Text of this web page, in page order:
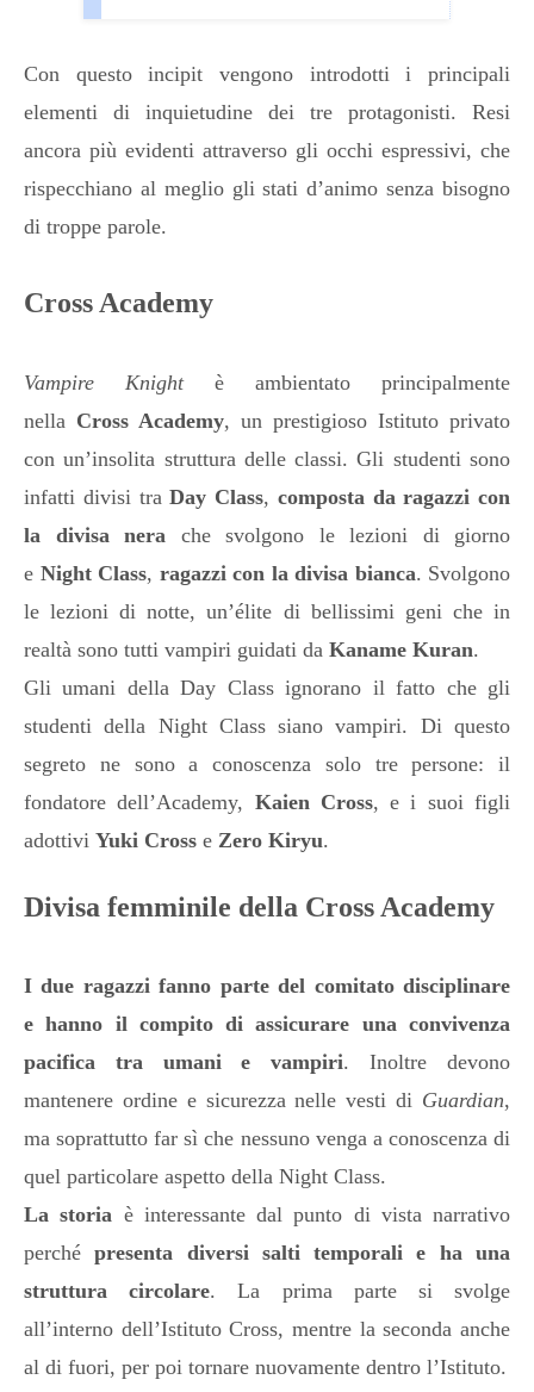
Con questo incipit vengono introdotti i principali
elementi di inquietudine dei tre protagonisti. Resi
ancora più evidenti attraverso gli occhi espressivi, che
rispecchiano al meglio gli stati d’animo senza bisogno
di troppe parole.
Cross Academy
Vampire Knightè ambientato principalmente
nella Cross Academy, un prestigioso Istituto privato
con un’insolita struttura delle classi. Gli studenti sono
infatti divisi traDay Class, composta da ragazzi con
la divisa nera che svolgono le lezioni di giorno
e Night Class, ragazzi con la divisa bianca. Svolgono
le lezioni di notte, un’élite di bellissimi geni che in
realtà sono tutti vampiri guidati da Kaname Kuran.
Gli umani della Day Class ignorano il fatto che gli
studenti della Night Class siano vampiri. Di questo
segreto ne sono a conoscenza solo tre persone: il
fondatore dell’Academy, Kaien Cross, e i suoi figli
adottivi Yuki Cross e Zero Kiryu.
Divisa femminile della Cross Academy
I due ragazzi fanno parte del comitato disciplinare
e hanno il compito di assicurare una convivenza
pacifica tra umani e vampiri. Inoltre devono
mantenere ordine e sicurezza nelle vesti di Guardian,
ma soprattutto far sì che nessuno venga a conoscenza di
quel particolare aspetto della Night Class.
La storia è interessante dal punto di vista narrativo
perché presenta diversi salti temporali e ha una
struttura circolare. La prima parte si svolge
all’interno dell’Istituto Cross, mentre la seconda anche
al di fuori, per poi tornare nuovamente dentro l’Istituto.